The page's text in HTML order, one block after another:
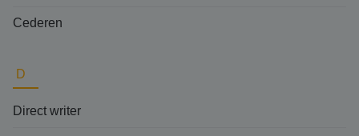
Cederen
D
Direct writer